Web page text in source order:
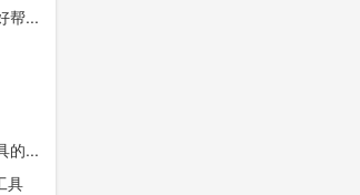
帮...
的...
具